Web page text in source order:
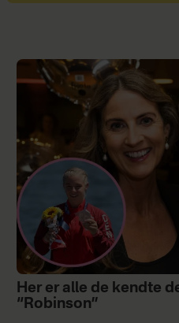
Her er alle de kendte
“Robinson”